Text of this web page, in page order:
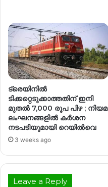
ട്രെയിനില്‍
ടിക്കറ്റെടുക്കാത്തതിന് ഇനി
മുതൽ 7,000 രൂപ പിഴ ; നിയമ
ലംഘനങ്ങളില്‍ കര്‍ശന
നടപടിയുമായി റെയില്‍വെ
3 weeks ago
Leave a Reply